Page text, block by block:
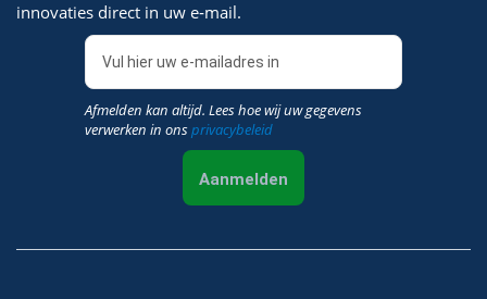
innovaties direct in uw e‑mail.
Afmelden kan altijd. Lees hoe wij uw gegevens
verwerken in onsprivacybeleid
Aanmelden